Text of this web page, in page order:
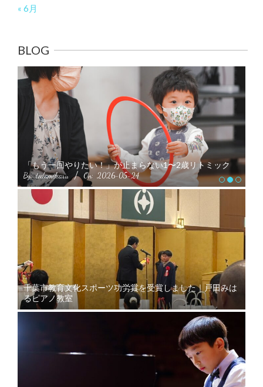
« 6月
BLOG
「もう一回やりたい！」が止まらない1〜2歳リトミック
By: todamiharu On: 2026-05-24
千葉市教育文化スポーツ功労賞を受賞しました｜戸田みは
るピアノ教室